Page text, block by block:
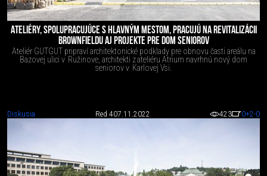
ATELIÉRY, SPOLUPRACUJÚCE S HLAVNÝM MESTOM, PRACUJÚ NA REVITALIZÁCII
BROWNFIELDU AJ PROJEKTE PRE DOM SENIOROV
Ateliér GUTGUT pripraví architektonické podklady pre obnovu časti areálu na
Bazovej ulici v Ružinove, architekti z ateliéru Atrium navrhnú nový dom
seniorov v Karlovej Vsi.
Diskusia Red 407.11.2022 423 0+2-0